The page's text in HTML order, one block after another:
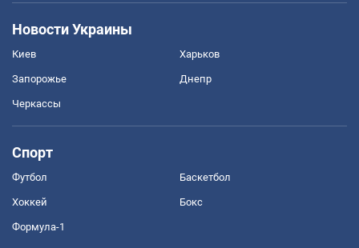
Новости Украины
Киев Харьков
Запорожье Днепр
Черкассы
Спорт
Футбол Баскетбол
Хоккей Бокс
Формула-1